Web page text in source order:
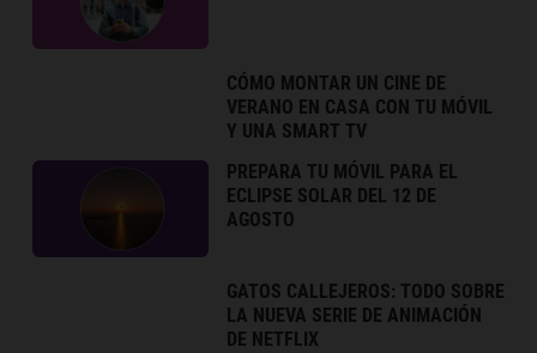
CÓMO MONTAR UN CINE DE
VERANO EN CASA CON TU MÓVIL
Y UNA SMART TV
PREPARA TU MÓVIL PARA EL
ECLIPSE SOLAR DEL 12 DE
AGOSTO
GATOS CALLEJEROS: TODO SOBRE
LA NUEVA SERIE DE ANIMACIÓN
DE NETFLIX